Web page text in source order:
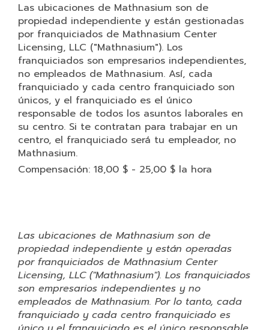
Las ubicaciones de Mathnasium son de
propiedad independiente y están gestionadas
por franquiciados de Mathnasium Center
Licensing, LLC ("Mathnasium"). Los
franquiciados son empresarios independientes,
no empleados de Mathnasium. Así, cada
franquiciado y cada centro franquiciado son
únicos, y el franquiciado es el único
responsable de todos los asuntos laborales en
su centro. Si te contratan para trabajar en un
centro, el franquiciado será tu empleador, no
Mathnasium.
Compensación: 18,00 $ - 25,00 $ la hora
Las ubicaciones de Mathnasium son de
propiedad independiente y están operadas
por franquiciados de Mathnasium Center
Licensing, LLC ("Mathnasium"). Los franquiciados
son empresarios independientes y no
empleados de Mathnasium. Por lo tanto, cada
franquiciado y cada centro franquiciado es